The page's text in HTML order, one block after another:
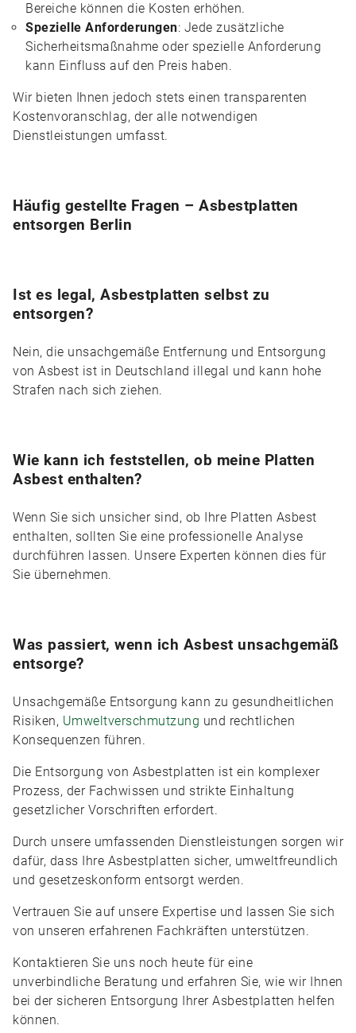
Bereiche können die Kosten erhöhen.
Spezielle Anforderungen: Jede zusätzliche
Sicherheitsmaßnahme oder spezielle Anforderung
kann Einfluss auf den Preis haben.
Wir bieten Ihnen jedoch stets einen transparenten
Kostenvoranschlag, der alle notwendigen
Dienstleistungen umfasst.
Häufig gestellte Fragen – Asbestplatten
entsorgen Berlin
Ist es legal, Asbestplatten selbst zu
entsorgen?
Nein, die unsachgemäße Entfernung und Entsorgung
von Asbest ist in Deutschland illegal und kann hohe
Strafen nach sich ziehen.
Wie kann ich feststellen, ob meine Platten
Asbest enthalten?
Wenn Sie sich unsicher sind, ob Ihre Platten Asbest
enthalten, sollten Sie eine professionelle Analyse
durchführen lassen. Unsere Experten können dies für
Sie übernehmen.
Was passiert, wenn ich Asbest unsachgemäß
entsorge?
Unsachgemäße Entsorgung kann zu gesundheitlichen
Risiken, Umweltverschmutzung und rechtlichen
Konsequenzen führen.
Die Entsorgung von Asbestplatten ist ein komplexer
Prozess, der Fachwissen und strikte Einhaltung
gesetzlicher Vorschriften erfordert.
Durch unsere umfassenden Dienstleistungen sorgen wir
dafür, dass Ihre Asbestplatten sicher, umweltfreundlich
und gesetzeskonform entsorgt werden.
Vertrauen Sie auf unsere Expertise und lassen Sie sich
von unseren erfahrenen Fachkräften unterstützen.
Kontaktieren Sie uns noch heute für eine
unverbindliche Beratung und erfahren Sie, wie wir Ihnen
bei der sicheren Entsorgung Ihrer Asbestplatten helfen
können.